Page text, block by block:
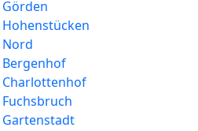
Nord
Bergenhof
Charlottenhof
Gartenstadt